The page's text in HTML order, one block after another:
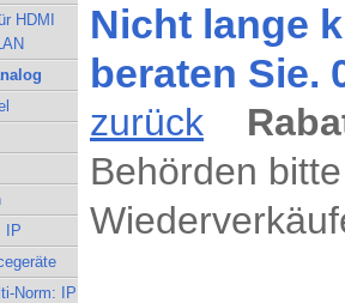
HDMI
IP
Norm: IP
Nicht lange
beraten Sie.
zurück
Behörden